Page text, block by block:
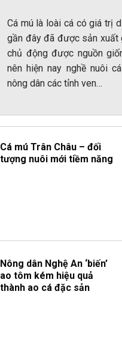
Cá mú là loài cá có giá trị
gần đây đã được sản xuất
chủ động được nguồn
nên hiện nay nghề nuôi
nông dân các tỉnh ven…
Cá mú Trân Châu – đối
tượng nuôi mới tiềm năng
Nông dân Nghệ An ‘biến’
ao tôm kém hiệu quả
thành ao cá đặc sản